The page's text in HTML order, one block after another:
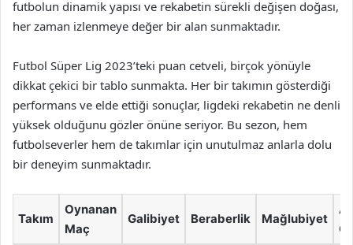
futbolun dinamik yapısı ve rekabetin sürekli değişen doğası,
her zaman izlenmeye değer bir alan sunmaktadır.
Futbol Süper Lig 2023’teki puan cetveli, birçok yönüyle
dikkat çekici bir tablo sunmakta. Her bir takımın gösterdiği
performans ve elde ettiği sonuçlar, ligdeki rekabetin ne denli
yüksek olduğunu gözler önüne seriyor. Bu sezon, hem
futbolseverler hem de takımlar için unutulmaz anlarla dolu
bir deneyim sunmaktadır.
Takım
Oynanan
Maç
Galibiyet Beraberlik Mağlubiyet